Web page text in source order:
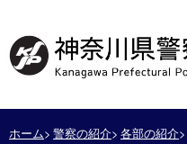
ホーム 警察の紹介 各部の紹介